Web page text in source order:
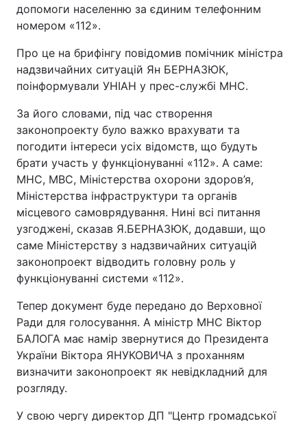
допомоги населенню за єдиним телефонним
номером «112».
Про це на брифінгу повідомив помічник міністра
надзвичайних ситуацій Ян БЕРНАЗЮК,
поінформували УНІАН у прес-службі МНС.
За його словами, під час створення
законопроекту було важко врахувати та
погодити інтереси усіх відомств, що будуть
брати участь у функціонуванні «112». А саме:
МНС, МВС, Міністерства охорони здоров’я,
Міністерства інфраструктури та органів
місцевого самоврядування. Нині всі питання
узгоджені, сказав Я.БЕРНАЗЮК, додавши, що
саме Міністерству з надзвичайних ситуацій
законопроект відводить головну роль у
функціонуванні системи «112».
Тепер документ буде передано до Верховної
Ради для голосування. А міністр МНС Віктор
БАЛОГА має намір звернутися до Президента
України Віктора ЯНУКОВИЧА з проханням
визначити законопроект як невідкладний для
розгляду.
У свою чергу директор ДП "Центр громадської